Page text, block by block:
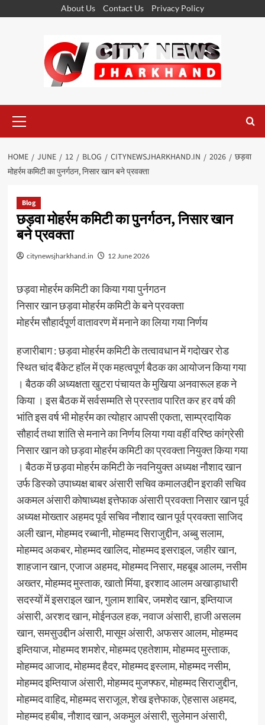
About Us Contact Us Privacy Policy
Menu
HOME JUNE 12 BLOG CITYNEWSJHARKHAND.IN 2026
छड़वा
मोहर्रम कमिटी का पुनर्गठन, निसार खान बने प्रवक्ता
Blog
छड़वा मोहर्रम कमिटी का पुनर्गठन, निसार खान
बने प्रवक्ता
citynewsjharkhand.in 12 June 2026
छड़वा मोहर्रम कमिटी का किया गया पुर्नगठन
निसार खान छड़वा मोहर्रम कमिटी के बने प्रवक्ता
मोहर्रम सौहार्दपूर्ण वातावरण में मनाने का लिया गया निर्णय
हजारीबाग : छड़वा मोहर्रम कमिटी के तत्वावधान में गदोखर रोड
स्थित चांद बैंकेट हाॅल में एक महत्वपूर्ण बैठक का आयोजन किया गया
। बैठक की अध्यक्षता खुटरा पंचायत के मुखिया अनवारूल हक ने
किया । इस बैठक में सर्वसम्मति से प्रस्ताव पारित कर हर वर्ष की
भांति इस वर्ष भी मोहर्रम का त्योहार आपसी एकता, साम्प्रदायिक
सौहार्द तथा शांति से मनाने का निर्णय लिया गया वहीं वरिष्ठ कांग्रेसी
निसार खान को छड़वा मोहर्रम कमिटी का प्रवक्ता नियुक्त किया गया
। बैठक में छड़वा मोहर्रम कमिटी के नवनियुक्त अध्यक्ष नौशाद खान
उर्फ डिस्को उपाध्यक्ष बाबर अंसारी सचिव कमालउद्दीन इराकी सचिव
अकमल अंसारी कोषाध्यक्ष इत्तेफाक अंसारी प्रवक्ता निसार खान पूर्व
अध्यक्ष मोख्तार अहमद पूर्व सचिव नौशाद खान पूर्व प्रवक्ता साजिद
अली खान, मोहम्मद रब्बानी, मोहम्मद सिराजुद्दीन, अब्बु सलाम,
मोहम्मद अकबर, मोहम्मद खालिद, मोहम्मद इसराइल, जहीर खान,
शाहजान खान, एजाज अहमद, मोहम्मद निसार, महबूब आलम, नसीम
अख्तर, मोहम्मद मुस्ताक, खातो मिंया, इरशाद आलम अखाड़ाधारी
सदस्यों में इसराइल खान, गुलाम शाबिर, जमशेद खान, इम्तियाज
अंसारी, अरशद खान, मोईनउल हक, नवाज अंसारी, हाजी असलम
खान, समसुउद्दीन अंसारी, मासूम अंसारी, अफसर आलम, मोहम्मद
इम्तियाज, मोहम्मद शमशेर, मोहम्मद एहतेशाम, मोहम्मद मुस्ताक,
मोहम्मद आजाद, मोहम्मद हैदर, मोहम्मद इस्लाम, मोहम्मद नसीम,
मोहम्मद इम्तियाज अंसारी, मोहम्मद मुजफ्फर, मोहम्मद सिराजुद्दीन,
मोहम्मद वाहिद, मोहम्मद सराजूल, शेख इत्तेफाक, ऐहसास अहमद,
मोहम्मद हबीब, नौशाद खान, अकमुल अंसारी, सुलेमान अंसारी,